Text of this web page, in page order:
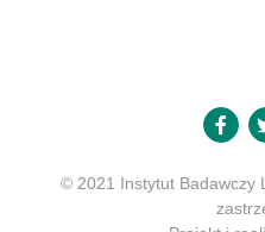
© 2021 Instytut Badawczy